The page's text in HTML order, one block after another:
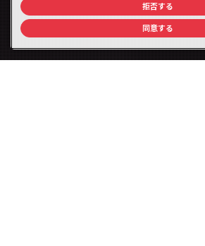
拒否する
同意する